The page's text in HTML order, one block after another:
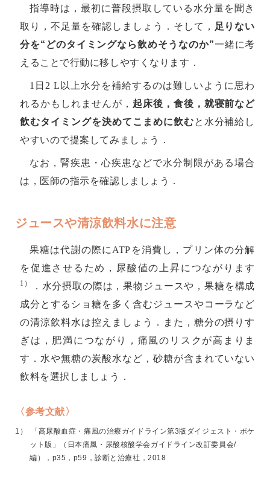
指導時は，最初に普段摂取している水分量を聞き
取り，不足量を確認しましょう．そして， 足りない
分を“どのタイミングなら飲めそうなのか”一緒に考
えることで行動に移しやすくなります．
1日2 L以上水分を補給するのは難しいように思わ
れるかもしれませんが， 起床後，食後，就寝前など
飲むタイミングを決めてこまめに飲むと水分補給し
やすいので提案してみましょう．
なお，腎疾患・心疾患などで水分制限がある場合
は，医師の指示を確認しましょう．
ジュースや清涼飲料水に注意
果糖は代謝の際にATPを消費し，プリン体の分解
を促進させるため，尿酸値の上昇につながります
1）
．水分摂取の際は，果物ジュースや，果糖を構成
成分とするショ糖を多く含むジュースやコーラなど
の清涼飲料水は控えましょう．また，糖分の摂りす
ぎは，肥満につながり，痛風のリスクが高まりま
す．水や無糖の炭酸水など，砂糖が含まれていない
飲料を選択しましょう．
〈参考文献〉
「高尿酸血症・痛風の治療ガイドライン第3版ダイジェスト・ポケ
ット版」（日本痛風・尿酸核酸学会ガイドライン改訂委員会/
編），p35，p59，診断と治療社，2018